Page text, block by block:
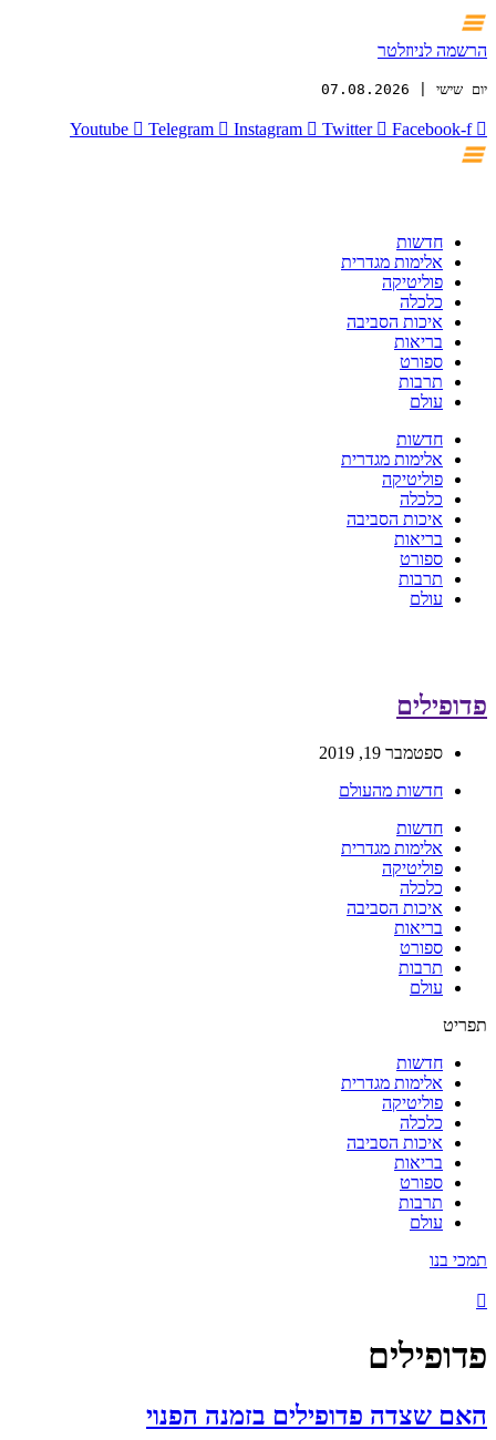
הרשמה לניוזלטר
יום שישי | 07.08.2026
Youtube Telegram Instagram Twitter Facebook-f
חדשות
אלימות מגדרית
פוליטיקה
כלכלה
איכות הסביבה
בריאות
ספורט
תרבות
עולם
חדשות
אלימות מגדרית
פוליטיקה
כלכלה
איכות הסביבה
בריאות
ספורט
תרבות
עולם
פדופילים
ספטמבר 19, 2019
חדשות מהעולם
חדשות
אלימות מגדרית
פוליטיקה
כלכלה
איכות הסביבה
בריאות
ספורט
תרבות
עולם
תפריט
חדשות
אלימות מגדרית
פוליטיקה
כלכלה
איכות הסביבה
בריאות
ספורט
תרבות
עולם
תמכי בנו
פדופילים
האם שצדה פדופילים בזמנה הפנוי